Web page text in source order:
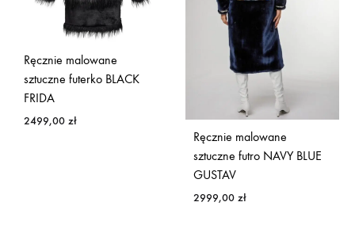
Ręcznie malowane
sztuczne futerko BLACK
FRIDA
2499,00 zł
Ręcznie malowane
sztuczne futro NAVY BLUE
GUSTAV
2999,00 zł